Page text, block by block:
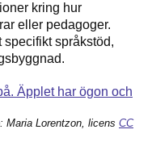
kring hur
eller pedagoger.
specifikt språkstöd,
Maria Lorentzon, licens CC